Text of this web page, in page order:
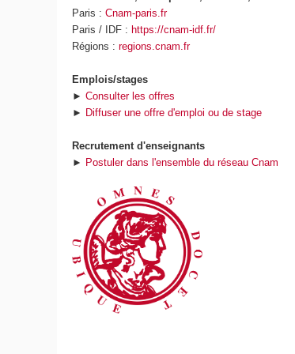
Paris :Cnam-paris.fr
Paris / IDF : https://cnam-idf.fr/
Régions :regions.cnam.fr
Emplois/stages
►Consulter les offres
► Diffuser une offre d'emploi ou de stage
Recrutement d'enseignants
► Postuler dans l'ensemble du réseau Cnam